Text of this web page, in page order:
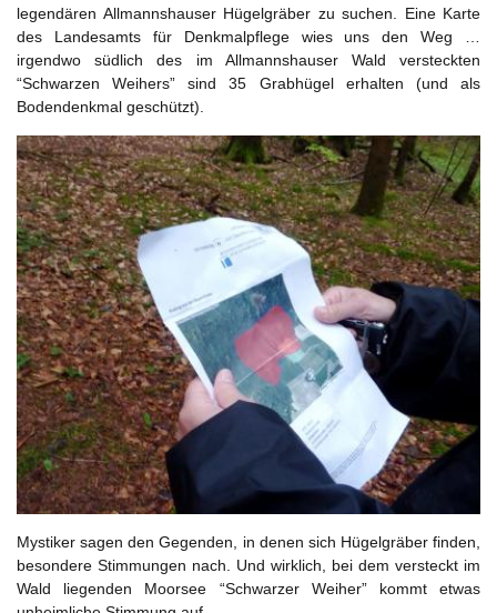
legendären Allmannshauser Hügelgräber zu suchen. Eine Karte
des Landesamts für Denkmalpflege wies uns den Weg …
irgendwo südlich des im Allmannshauser Wald versteckten
“Schwarzen Weihers” sind 35 Grabhügel erhalten (und als
Bodendenkmal geschützt).
Mystiker sagen den Gegenden, in denen sich Hügelgräber finden,
besondere Stimmungen nach. Und wirklich, bei dem versteckt im
Wald liegenden Moorsee “Schwarzer Weiher” kommt etwas